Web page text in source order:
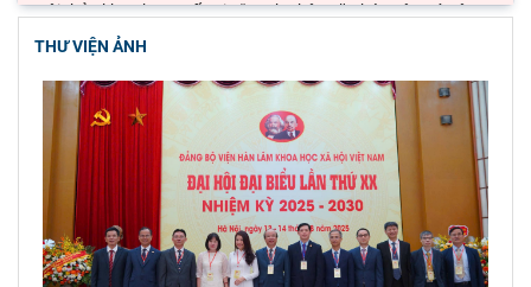
Hội thảo khoa học quốc gia “Danh nhân văn hóa Lê Quý Đôn -
Di sản và giá trị thời đại”
nghiên cứu, học tập, quán triệt và triển
Hội thảo quốc tế "Không gian phát triển Việt Nam trong kỷ
nguyên mới: Định hướng chiến lược và lựa
THƯ VIỆN ẢNH